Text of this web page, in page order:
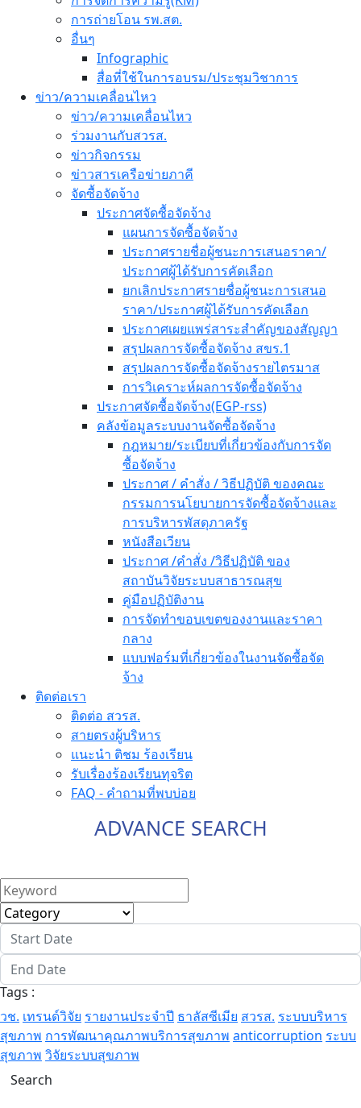
การถ่ายโอน รพ.สต.
อื่นๆ
Infographic
สื่อที่ใช้ในการอบรม/ประชุมวิชาการ
ข่าว/ความเคลื่อนไหว
ข่าว/ความเคลื่อนไหว
ร่วมงานกับสวรส.
ข่าวกิจกรรม
ข่าวสารเครือข่ายภาคี
จัดซื้อจัดจ้าง
ประกาศจัดซื้อจัดจ้าง
แผนการจัดซื้อจัดจ้าง
ประกาศรายชื่อผู้ชนะการเสนอราคา/
ประกาศผู้ได้รับการคัดเลือก
ยกเลิกประกาศรายชื่อผู้ชนะการเสนอ
ราคา/ประกาศผู้ได้รับการคัดเลือก
ประกาศเผยแพร่สาระสำคัญของสัญญา
สรุปผลการจัดซื้อจัดจ้าง สขร.1
สรุปผลการจัดซื้อจัดจ้างรายไตรมาส
การวิเคราะห์ผลการจัดซื้อจัดจ้าง
ประกาศจัดซื้อจัดจ้าง(EGP-rss)
คลังข้อมูลระบบงานจัดซื้อจัดจ้าง
กฎหมาย/ระเบียบที่เกี่ยวข้องกับการจัด
ซื้อจัดจ้าง
ประกาศ / คำสั่ง / วิธีปฏิบัติ ของคณะ
กรรมการนโยบายการจัดซื้อจัดจ้างและ
การบริหารพัสดุภาครัฐ
หนังสือเวียน
ประกาศ /คำสั่ง /วิธีปฏิบัติ ของ
สถาบันวิจัยระบบสาธารณสุข
คู่มือปฏิบัติงาน
การจัดทำขอบเขตของงานและราคา
กลาง
แบบฟอร์มที่เกี่ยวข้องในงานจัดซื้อจัด
จ้าง
ติดต่อเรา
ติดต่อ สวรส.
สายตรงผู้บริหาร
แนะนำ ติชม ร้องเรียน
รับเรื่องร้องเรียนทุจริต
FAQ - คำถามที่พบบ่อย
ADVANCE SEARCH
Tags :
วช. เทรนด์วิจัย รายงานประจำปี ธาลัสซีเมีย สวรส. ระบบบริหาร
สุขภาพ การพัฒนาคุณภาพบริการสุขภาพ anticorruption ระบบ
สุขภาพ วิจัยระบบสุขภาพ
Search